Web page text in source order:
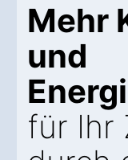
Mehr
und
für Ihr